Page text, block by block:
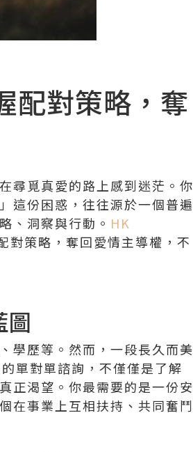
配對策略，奪
尋覓真愛的路上感到迷茫。你
這份困惑，往往源於一個普遍
、洞察與行動。 HK
對策略，奪回愛情主導權，不
圖
學歷等。然而，一段長久而美
單對單諮詢，不僅僅是了解
正渴望。你最需要的是一份安
在事業上互相扶持、共同奮鬥